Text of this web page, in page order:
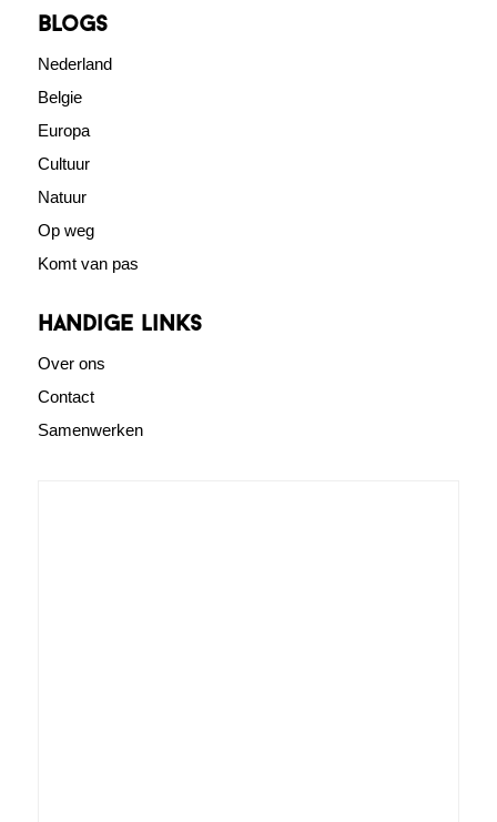
blogs
Nederland
Belgie
Europa
Cultuur
Natuur
Op weg
Komt van pas
Handige links
Over ons
Contact
Samenwerken